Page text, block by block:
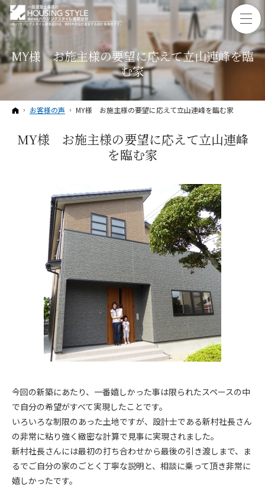
MY様 お施主様の要望に応えて立山連峰を臨
む家
ホーム
お客様の声 MY様 お施主様の要望に応えて立山連峰を臨む家
MY様 お施主様の要望に応えて立山連峰
を臨む家
今回の新築にあたり、一番嬉しかった事は限られたスペースの中
で自分の希望がすべて実現したことです。
いろいろな制限のあった土地ですが、設計士である新村社長さん
の非常に粘り強く緻密な計算で見事に実現されました。
新村社長さんには最初の打ち合わせから最後の引き渡しまで、ま
るでご自分の家のごとく丁寧な説明と、相談に乗って頂き非常に
嬉しかったです。